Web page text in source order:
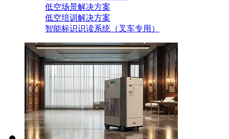
低空场景解决方案
低空培训解决方案
智能标识识读系统（叉车专用）